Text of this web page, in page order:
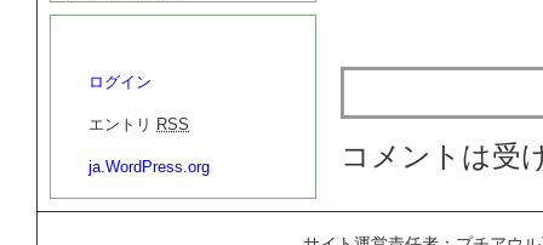
コメントは受
ログイン
エントリ RSS
ja.WordPress.org